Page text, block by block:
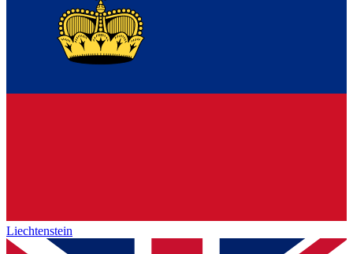
Liechtenstein